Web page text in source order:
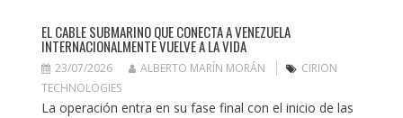
EL CABLE SUBMARINO QUE CONECTA A VENEZUELA
INTERNACIONALMENTE VUELVE A LA VIDA
23/07/2026 ALBERTO MARÍN MORÁN
CIRION
TECHNOLOGIES
La operación entra en su fase final con el inicio de las